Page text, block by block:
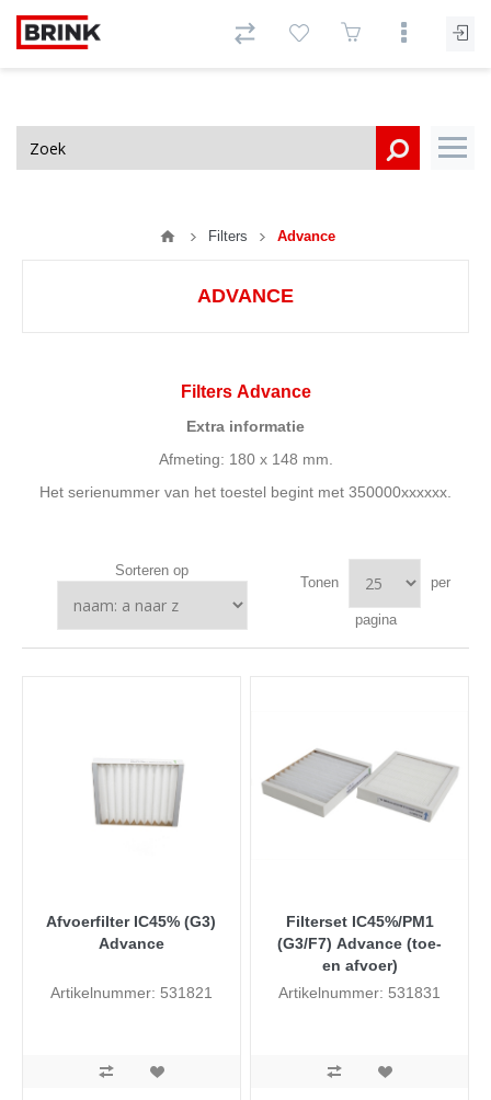
Filters Advance
ADVANCE
Filters Advance
Extra informatie
Afmeting: 180 x 148 mm.
Het serienummer van het toestel begint met 350000xxxxxx.
Sorteren op
Tonen per
pagina
Afvoerfilter IC45% (G3)
Advance
Artikelnummer: 531821
Filterset IC45%/PM1
(G3/F7) Advance (toe-
en afvoer)
Artikelnummer: 531831